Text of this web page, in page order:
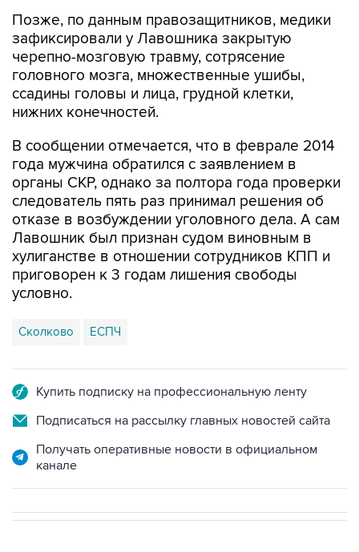
Позже, по данным правозащитников, медики
зафиксировали у Лавошника закрытую
черепно-мозговую травму, сотрясение
головного мозга, множественные ушибы,
ссадины головы и лица, грудной клетки,
нижних конечностей.
В сообщении отмечается, что в феврале 2014
года мужчина обратился с заявлением в
органы СКР, однако за полтора года проверки
следователь пять раз принимал решения об
отказе в возбуждении уголовного дела. А сам
Лавошник был признан судом виновным в
хулиганстве в отношении сотрудников КПП и
приговорен к 3 годам лишения свободы
условно.
Сколково ЕСПЧ
Купить подписку на профессиональную ленту
Подписаться на рассылку главных новостей сайта
Получать оперативные новости в официальном
канале